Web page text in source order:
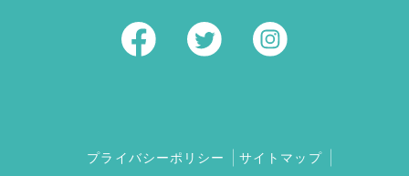
プライバシーポリシー
サイトマップ